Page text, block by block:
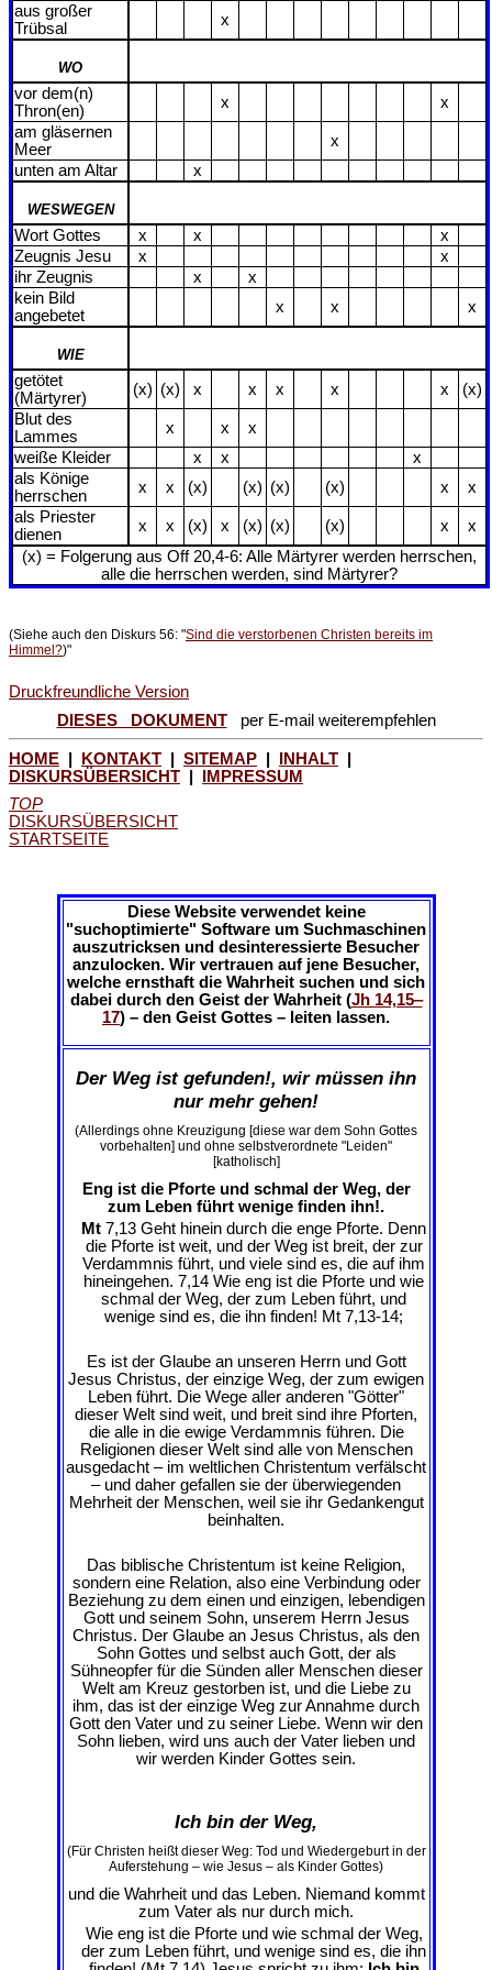
aus großer
Trübsal
x
WO
vor dem(n)
Thron(en)
x
x
am gläsernen
Meer
x
unten am Altar
x
WESWEGEN
Wort Gottes x x
x
Zeugnis Jesu
x
x
ihr Zeugnis
x
x
kein Bild
angebetet
x x x
WIE
getötet
(Märtyrer)
(x) (x) x x x x x
(x)
Blut des
Lammes
x x
x
weiße Kleider
x x
x
als Könige
herrschen
x x (x) (x) (x) (x) x
x
als Priester
dienen
x x (x) x (x) (x) (x) x
x
(x) = Folgerung aus Off 20,4-6: Alle Märtyrer werden herrschen,
alle die herrschen werden, sind Märtyrer?
(Siehe auch den Diskurs 56: "Sind die verstorbenen Christen bereits im
Himmel?)"
Druckfreundliche Version
DIESES DOKUMENTper E-mail weiterempfehlen
HOME KONTAKT SITEMAP INHALT
DISKURSÜBERSICHT
IMPRESSUM
TOP
DISKURSÜBERSICHT
STARTSEITE
Diese Website verwendet keine
"suchoptimierte" Software um Suchmaschinen
auszutricksen und desinteressierte Besucher
anzulocken. Wir vertrauen auf jene Besucher,
welche ernsthaft die Wahrheit suchen und sich
dabei durch den Geist der Wahrheit (Jh 14,15‒
17) – den Geist Gottes – leiten lassen.
Der Weg ist gefunden!, wir müssen ihn
nur mehr gehen!
(Allerdings ohne Kreuzigung [diese war dem Sohn Gottes
vorbehalten] und ohne selbstverordnete "Leiden"
[katholisch]
Eng ist die Pforte und schmal der Weg, der
zum Leben führt wenige finden ihn!.
Mt 7,13 Geht hinein durch die enge Pforte. Denn
die Pforte ist weit, und der Weg ist breit, der zur
Verdammnis führt, und viele sind es, die auf ihm
hineingehen. 7,14 Wie eng ist die Pforte und wie
schmal der Weg, der zum Leben führt, und
wenige sind es, die ihn finden! Mt 7,13-14;
Es ist der Glaube an unseren Herrn und Gott
Jesus Christus, der einzige Weg, der zum ewigen
Leben führt. Die Wege aller anderen "Götter"
dieser Welt sind weit, und breit sind ihre Pforten,
die alle in die ewige Verdammnis führen. Die
Religionen dieser Welt sind alle von Menschen
ausgedacht – im weltlichen Christentum verfälscht
– und daher gefallen sie der überwiegenden
Mehrheit der Menschen, weil sie ihr Gedankengut
beinhalten.
Das biblische Christentum ist keine Religion,
sondern eine Relation, also eine Verbindung oder
Beziehung zu dem einen und einzigen, lebendigen
Gott und seinem Sohn, unserem Herrn Jesus
Christus. Der Glaube an Jesus Christus, als den
Sohn Gottes und selbst auch Gott, der als
Sühneopfer für die Sünden aller Menschen dieser
Welt am Kreuz gestorben ist, und die Liebe zu
ihm, das ist der einzige Weg zur Annahme durch
Gott den Vater und zu seiner Liebe. Wenn wir den
Sohn lieben, wird uns auch der Vater lieben und
wir werden Kinder Gottes sein.
Ich bin der Weg,
(Für Christen heißt dieser Weg: Tod und Wiedergeburt in der
Auferstehung – wie Jesus – als Kinder Gottes)
und die Wahrheit und das Leben. Niemand kommt
zum Vater als nur durch mich.
Wie eng ist die Pforte und wie schmal der Weg,
der zum Leben führt, und wenige sind es, die ihn